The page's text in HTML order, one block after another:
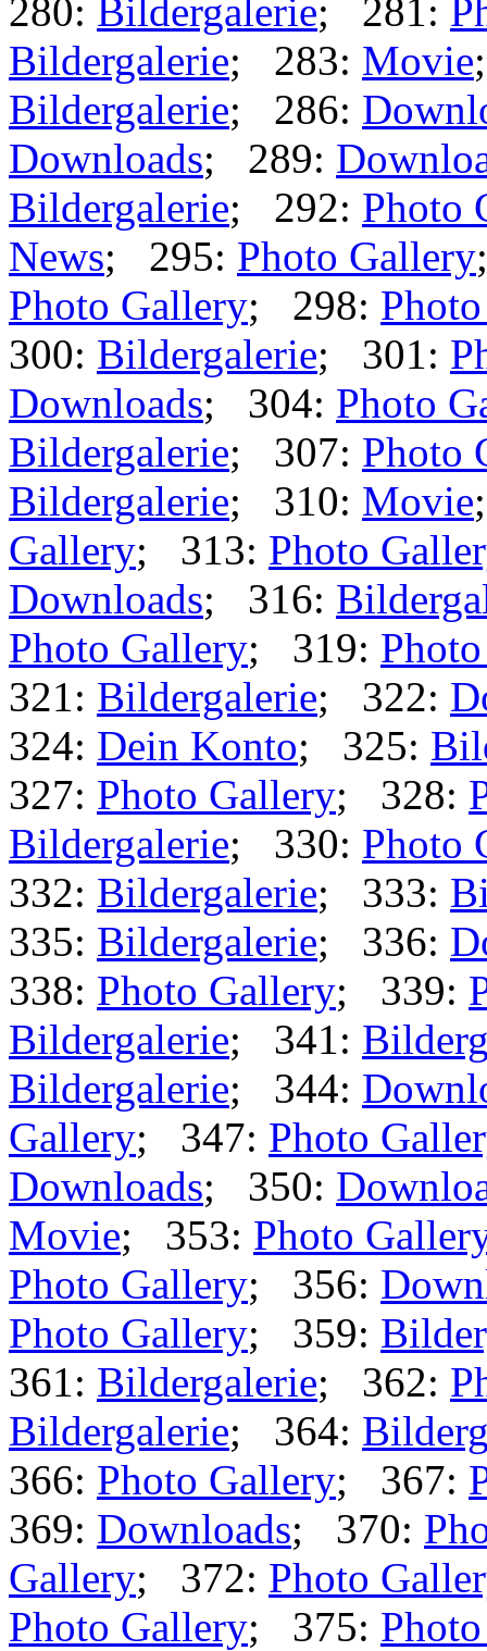
280: Bildergalerie; 281:
Bildergalerie; 283: Movie
Bildergalerie; 286:
Downloads; 289:
Bildergalerie; 292: Photo
News; 295: Photo Gallery
Photo Gallery; 298:
300: Bildergalerie; 301:
Downloads; 304: Photo
Bildergalerie; 307: Photo
Bildergalerie; 310: Movie
Gallery; 313: Photo
Downloads; 316:
Photo Gallery; 319:
321: Bildergalerie; 322:
324: Dein Konto; 325:
327: Photo Gallery; 328:
Bildergalerie; 330: Photo
332: Bildergalerie; 333:
335: Bildergalerie; 336:
338: Photo Gallery; 339:
Bildergalerie; 341:
Bildergalerie; 344:
Gallery; 347: Photo
Downloads; 350:
Movie; 353: Photo
Photo Gallery; 356:
Photo Gallery; 359:
361: Bildergalerie; 362:
Bildergalerie; 364:
366: Photo Gallery; 367:
369: Downloads; 370:
Gallery; 372: Photo
Photo Gallery; 375: